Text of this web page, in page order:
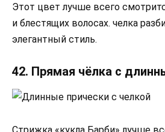
Этот цвет лучше всего
и блестящих волосах. челка
элегантный стиль.
42. Прямая чёлка с
Стрижка «кукла Барби» лучше